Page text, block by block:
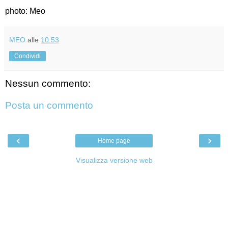
photo: Meo
MEO alle 10:53
Condividi
Nessun commento:
Posta un commento
‹ ›
Home page
Visualizza versione web